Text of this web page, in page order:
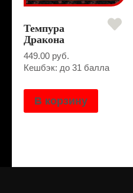
Темпура
Дракона
449.00 руб.
Кешбэк: до 31 балла
В корзину